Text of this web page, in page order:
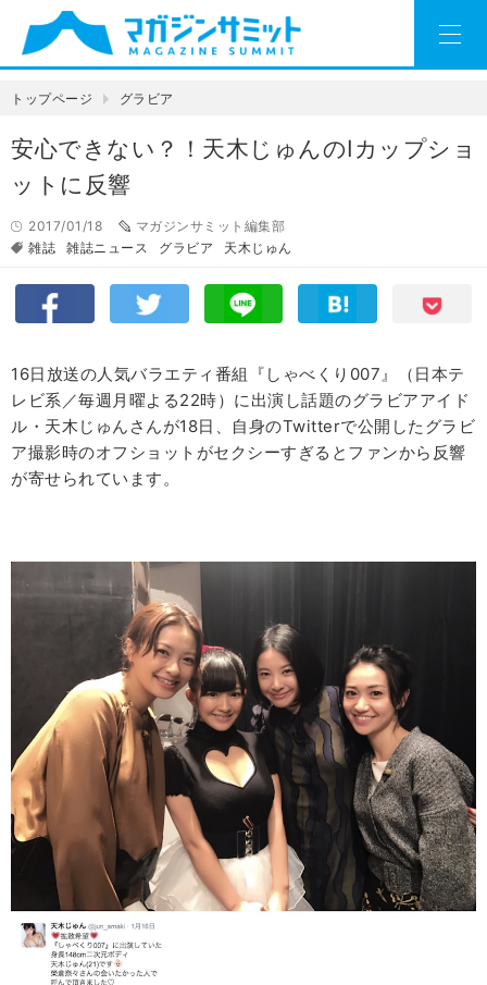
トップページ グラビア
安心できない？！天木じゅんのIカップショ
ットに反響
2017/01/18
マガジンサミット編集部
雑誌
雑誌ニュース グラビア 天木じゅん
16日放送の人気バラエティ番組『しゃべくり007』（日本テ
レビ系／毎週月曜よる22時）に出演し話題のグラビアアイド
ル・天木じゅんさんが18日、自身のTwitterで公開したグラビ
ア撮影時のオフショットがセクシーすぎるとファンから反響
が寄せられています。